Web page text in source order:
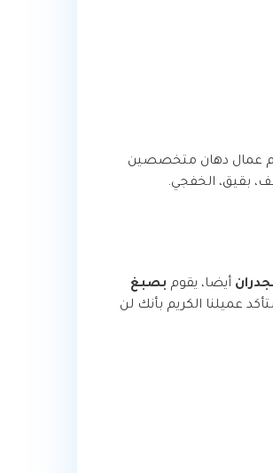
عمال دهان متخصصين
بقيق، الخفجي.
أيضا، يقوم بصبغ
عميلنا الكريم بأنك لن